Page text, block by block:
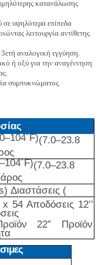
κατανάλωσης
υψηλότερα επίπεδα
λειτουργία αντίθετης
3ετή αναλογική εγγύηση.
ή οξύ για την αναγέννηση
συμπυκνώματος.
(7.0–23.8
(7.0–23.8
Διαστάσεις (
x 54 Αποδόσεις 12’’
22” Προϊόν